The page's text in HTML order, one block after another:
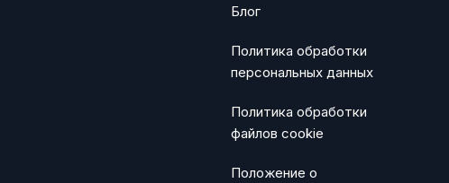
Блог
Политика обработки
персональных данных
Политика обработки
файлов cookie
Положение о